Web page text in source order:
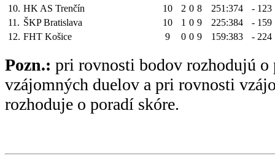
10. HK AS Trenčín 10 2 0 8 251:374
- 123
11. ŠKP Bratislava 10 1 0 9 225:384
- 159
12. FHT Košice 9 0 0 9 159:383 - 224
Pozn.: pri rovnosti bodov rozhodujú o
vzájomných duelov a pri rovnosti
rozhoduje o poradí skóre.